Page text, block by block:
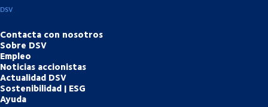
DSV
Contacta con nosotros
Sobre DSV
Empleo
Noticias accionistas
Actualidad DSV
Sostenibilidad | ESG
Ayuda